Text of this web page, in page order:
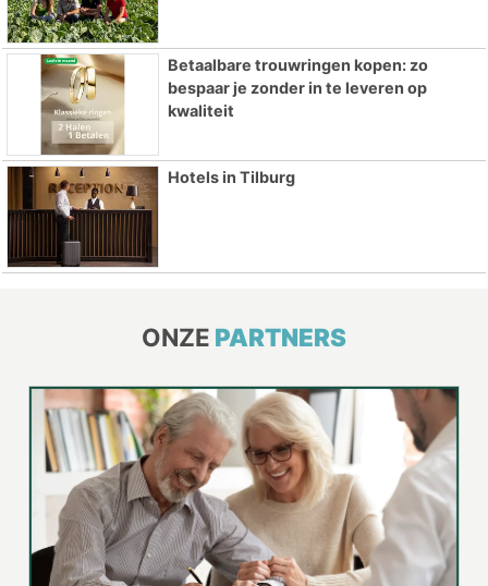
Betaalbare trouwringen kopen: zo
bespaar je zonder in te leveren op
kwaliteit
Hotels in Tilburg
ONZE PARTNERS